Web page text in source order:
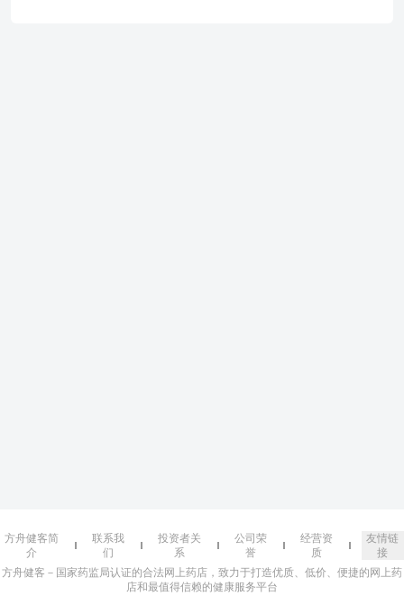
方舟健客简
介
联系我
们
投资者关
系
公司荣
誉
经营资
质
友情链
接
方舟健客－国家药监局认证的合法网上药店，致力于打造优质、低价、便捷的网上药
店和最值得信赖的健康服务平台